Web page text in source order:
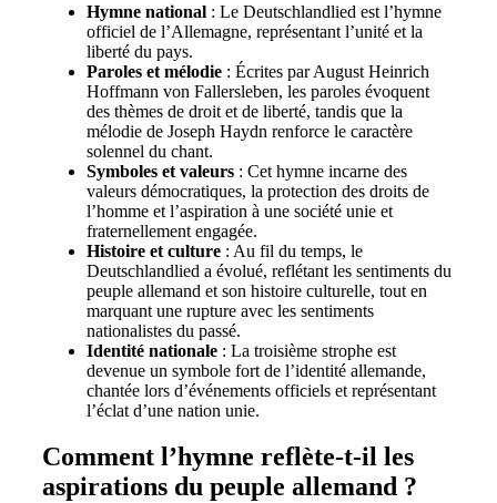
Hymne national : Le Deutschlandlied est l’hymne
officiel de l’Allemagne, représentant l’unité et la
liberté du pays.
Paroles et mélodie : Écrites par August Heinrich
Hoffmann von Fallersleben, les paroles évoquent
des thèmes de droit et de liberté, tandis que la
mélodie de Joseph Haydn renforce le caractère
solennel du chant.
Symboles et valeurs : Cet hymne incarne des
valeurs démocratiques, la protection des droits de
l’homme et l’aspiration à une société unie et
fraternellement engagée.
Histoire et culture : Au fil du temps, le
Deutschlandlied a évolué, reflétant les sentiments du
peuple allemand et son histoire culturelle, tout en
marquant une rupture avec les sentiments
nationalistes du passé.
Identité nationale : La troisième strophe est
devenue un symbole fort de l’identité allemande,
chantée lors d’événements officiels et représentant
l’éclat d’une nation unie.
Comment l’hymne reflète-t-il les
aspirations du peuple allemand ?